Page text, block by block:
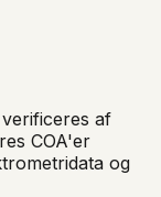
af
COA'er
og